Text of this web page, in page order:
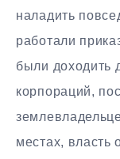
наладить
работали
были доходить
корпораций,
местах, власть